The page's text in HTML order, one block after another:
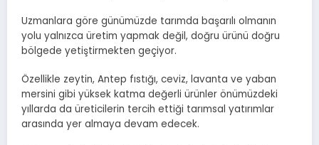
Uzmanlara göre günümüzde tarımda başarılı olmanın
yolu yalnızca üretim yapmak değil, doğru ürünü doğru
bölgede yetiştirmekten geçiyor.
Özellikle zeytin, Antep fıstığı, ceviz, lavanta ve yaban
mersini gibi yüksek katma değerli ürünler önümüzdeki
yıllarda da üreticilerin tercih ettiği tarımsal yatırımlar
arasında yer almaya devam edecek.